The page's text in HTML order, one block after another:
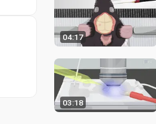
04:17
03:18